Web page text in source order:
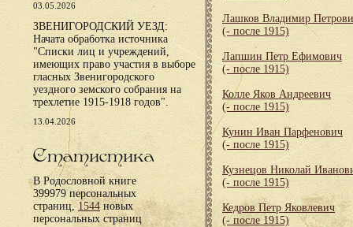
03.05.2026
ЗВЕНИГОРОДСКИЙ УЕЗД:
Начата обработка источника
"Списки лиц и учреждений,
имеющих право участия в выборе
гласных Звенигородского
уездного земского собрания на
трехлетие 1915-1918 годов".
13.04.2026
Статистика
В Родословной книге
399979 персональных
страниц, 1544 новых
персональных страниц
Лашков Владимир
(- после 1915)
Лапшин Петр Ефимович
(- после 1915)
Колле Яков Андреевич
(- после 1915)
Кунин Иван Парфенович
(- после 1915)
Кузнецов Николай
(- после 1915)
Кедров Петр Яковлевич
(- после 1915)